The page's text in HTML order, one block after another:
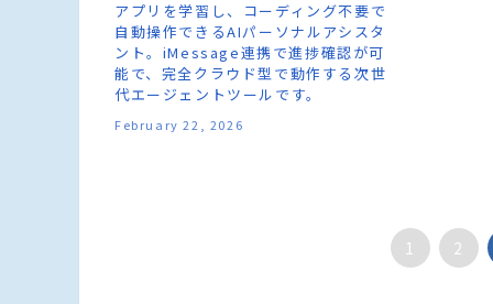
アプリを学習し、コーディング不要で
自動操作できるAIパーソナルアシスタ
ント。iMessage連携で進捗確認が可
能で、完全クラウド型で動作する次世
代エージェントツールです。
February 22, 2026
1 2